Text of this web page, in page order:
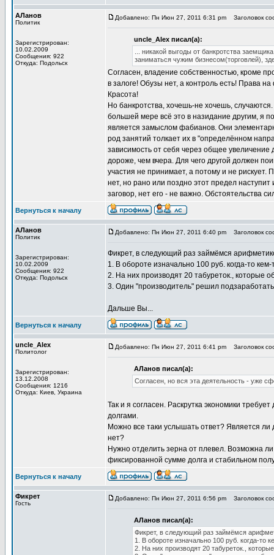
АЛанов
Политик
Зарегистрирован:
10.02.2009
Сообщения: 922
Откуда: Подольск
Добавлено: Пн Июн 27, 2011 6:31 pm Заголовок
uncle_Alex писал(а):
... никакой выгоды от банкротства
заниматься чужим бизнесом(торговлей),
Согласен, владение собственностью, кроме
в залоге! Обузы нет, а контроль есть! Права
Красота!
Но банкротства, хочешь-не хочешь,
большей мере всё это в назидание другим, я
является замыслом фабианов. Они
род занятий толкает их в "определённом
зависимость от себя через общее увеличение
дороже, чем вчера. Для чего другой должен
участия не принимает, а потому и не рискует.
нет, но рано или поздно этот предел
заговор, нет его - не важно. Обстоятельства
Вернуться к началу
АЛанов
Политик
Зарегистрирован:
10.02.2009
Сообщения: 922
Откуда: Подольск
Добавлено: Пн Июн 27, 2011 6:40 pm Заголовок
Фикрет, в следующий раз займёмся
1. В обороте изначально 100 руб. когда-то
2. На них производят 20 табуреток., которые
3. Один "производитель" решил
Дальше Вы...
Вернуться к началу
uncle_Alex
Политолог
Зарегистрирован:
13.12.2008
Сообщения: 1216
Откуда: Киев, Украина
Добавлено: Пн Июн 27, 2011 6:41 pm Заголовок
АЛанов писал(а):
Согласен, но вся эта деятельность - уже
Так и я согласен. Раскрутка экономики
долгами.
Можно все таки услышать ответ? Является
нет?
Нужно отделить зерна от плевел. Возможна
фиксированной сумме долга и стабильном
Вернуться к началу
Фикрет
Гость
Добавлено: Пн Июн 27, 2011 6:56 pm Заголовок
АЛанов писал(а):
Фикрет, в следующий раз займёмся
1. В обороте изначально 100 руб. когда-
2. На них производят 20 табуреток.,